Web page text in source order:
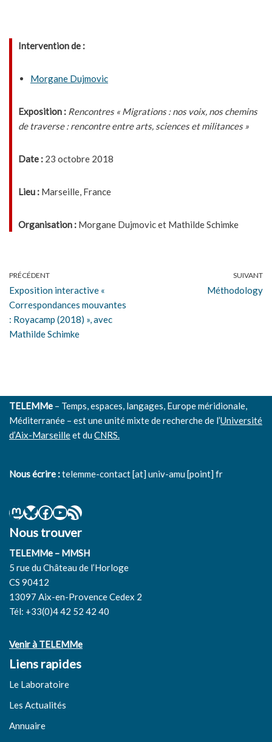
Intervention de :
Morgane Dujmovic
Exposition : Rencontres « Migrations : nos voix, nos chemins
de traverse : rencontre entre arts, sciences et militances »
Date : 23 octobre 2018
Lieu : Marseille, France
Organisation : Morgane Dujmovic et Mathilde Schimke
PRÉCÉDENT
Exposition interactive «
Correspondances mouvantes
: Royacamp (2018) », avec
Mathilde Schimke
SUIVANT
Méthodology
TELEMMe – Temps, espaces, langages, Europe méridionale,
Méditerranée – est une unité mixte de recherche de l’Université
d’Aix-Marseilleet duCNRS.
Nous écrire :telemme-contact [at] univ-amu [point] fr
Nous trouver
TELEMMe – MMSH
5 rue du Château de l’Horloge
CS 90412
13097 Aix-en-Provence Cedex 2
Tél: +33(0)4 42 52 42 40
Venir à TELEMMe
Liens rapides
Le Laboratoire
Les Actualités
Annuaire